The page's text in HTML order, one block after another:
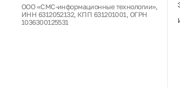
ООО «СМС-информационные технологии»,
ИНН 6312052132, КПП 631201001, ОГРН
1036300125531